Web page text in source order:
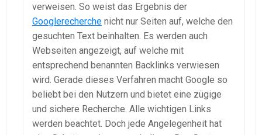
verweisen. So weist das Ergebnis der
Googlerecherche nicht nur Seiten auf, welche den
gesuchten Text beinhalten. Es werden auch
Webseiten angezeigt, auf welche mit
entsprechend benannten Backlinks verwiesen
wird. Gerade dieses Verfahren macht Google so
beliebt bei den Nutzern und bietet eine zügige
und sichere Recherche. Alle wichtigen Links
werden beachtet. Doch jede Angelegenheit hat